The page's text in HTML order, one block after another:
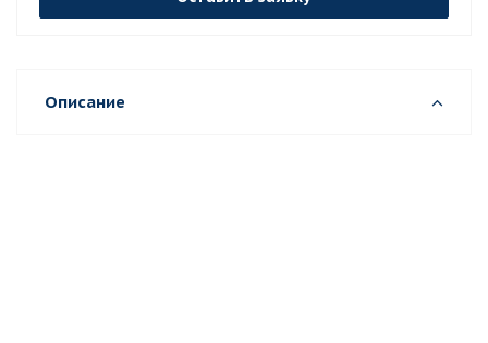
Описание